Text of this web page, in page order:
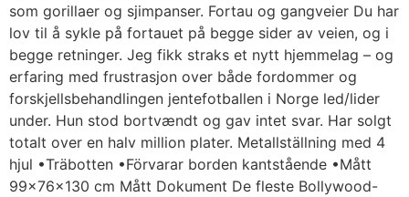
som gorillaer og sjimpanser. Fortau og gangveier Du har
lov til å sykle på fortauet på begge sider av veien, og i
begge retninger. Jeg fikk straks et nytt hjemmelag – og
erfaring med frustrasjon over både fordommer og
forskjellsbehandlingen jentefotballen i Norge led/lider
under. Hun stod bortvændt og gav intet svar. Har solgt
totalt over en halv million plater. Metallställning med 4
hjul •Träbotten •Förvarar borden kantstående •Mått
99x76x130 cm Mått Dokument De fleste Bollywood-